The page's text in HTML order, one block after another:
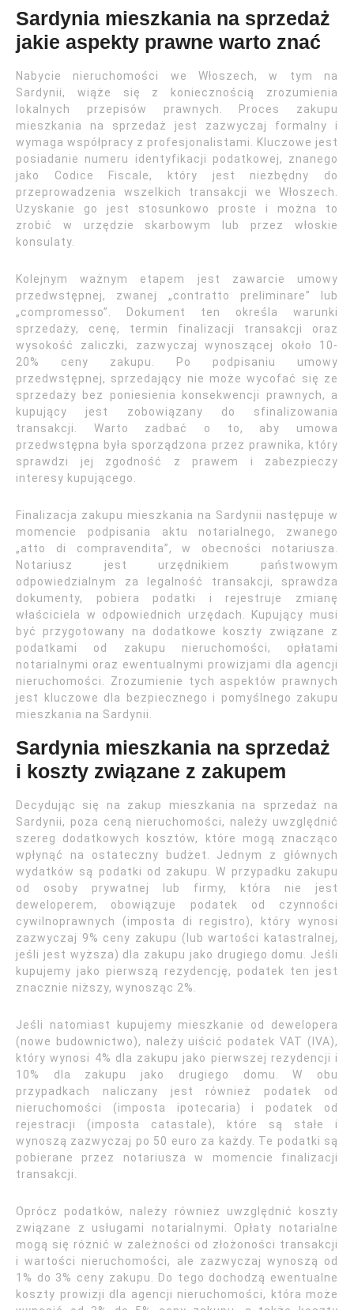
Sardynia mieszkania na sprzedaż
jakie aspekty prawne warto znać
Nabycie nieruchomości we Włoszech, w tym na
Sardynii, wiąże się z koniecznością zrozumienia
lokalnych przepisów prawnych. Proces zakupu
mieszkania na sprzedaż jest zazwyczaj formalny i
wymaga współpracy z profesjonalistami. Kluczowe jest
posiadanie numeru identyfikacji podatkowej, znanego
jako Codice Fiscale, który jest niezbędny do
przeprowadzenia wszelkich transakcji we Włoszech.
Uzyskanie go jest stosunkowo proste i można to
zrobić w urzędzie skarbowym lub przez włoskie
konsulaty.
Kolejnym ważnym etapem jest zawarcie umowy
przedwstępnej, zwanej „contratto preliminare” lub
„compromesso”. Dokument ten określa warunki
sprzedaży, cenę, termin finalizacji transakcji oraz
wysokość zaliczki, zazwyczaj wynoszącej około 10-
20% ceny zakupu. Po podpisaniu umowy
przedwstępnej, sprzedający nie może wycofać się ze
sprzedaży bez poniesienia konsekwencji prawnych, a
kupujący jest zobowiązany do sfinalizowania
transakcji. Warto zadbać o to, aby umowa
przedwstępna była sporządzona przez prawnika, który
sprawdzi jej zgodność z prawem i zabezpieczy
interesy kupującego.
Finalizacja zakupu mieszkania na Sardynii następuje w
momencie podpisania aktu notarialnego, zwanego
„atto di compravendita”, w obecności notariusza.
Notariusz jest urzędnikiem państwowym
odpowiedzialnym za legalność transakcji, sprawdza
dokumenty, pobiera podatki i rejestruje zmianę
właściciela w odpowiednich urzędach. Kupujący musi
być przygotowany na dodatkowe koszty związane z
podatkami od zakupu nieruchomości, opłatami
notarialnymi oraz ewentualnymi prowizjami dla agencji
nieruchomości. Zrozumienie tych aspektów prawnych
jest kluczowe dla bezpiecznego i pomyślnego zakupu
mieszkania na Sardynii.
Sardynia mieszkania na sprzedaż
i koszty związane z zakupem
Decydując się na zakup mieszkania na sprzedaż na
Sardynii, poza ceną nieruchomości, należy uwzględnić
szereg dodatkowych kosztów, które mogą znacząco
wpłynąć na ostateczny budżet. Jednym z głównych
wydatków są podatki od zakupu. W przypadku zakupu
od osoby prywatnej lub firmy, która nie jest
deweloperem, obowiązuje podatek od czynności
cywilnoprawnych (imposta di registro), który wynosi
zazwyczaj 9% ceny zakupu (lub wartości katastralnej,
jeśli jest wyższa) dla zakupu jako drugiego domu. Jeśli
kupujemy jako pierwszą rezydencję, podatek ten jest
znacznie niższy, wynosząc 2%.
Jeśli natomiast kupujemy mieszkanie od dewelopera
(nowe budownictwo), należy uiścić podatek VAT (IVA),
który wynosi 4% dla zakupu jako pierwszej rezydencji i
10% dla zakupu jako drugiego domu. W obu
przypadkach naliczany jest również podatek od
nieruchomości (imposta ipotecaria) i podatek od
rejestracji (imposta catastale), które są stałe i
wynoszą zazwyczaj po 50 euro za każdy. Te podatki są
pobierane przez notariusza w momencie finalizacji
transakcji.
Oprócz podatków, należy również uwzględnić koszty
związane z usługami notarialnymi. Opłaty notarialne
mogą się różnić w zależności od złożoności transakcji
i wartości nieruchomości, ale zazwyczaj wynoszą od
1% do 3% ceny zakupu. Do tego dochodzą ewentualne
koszty prowizji dla agencji nieruchomości, która może